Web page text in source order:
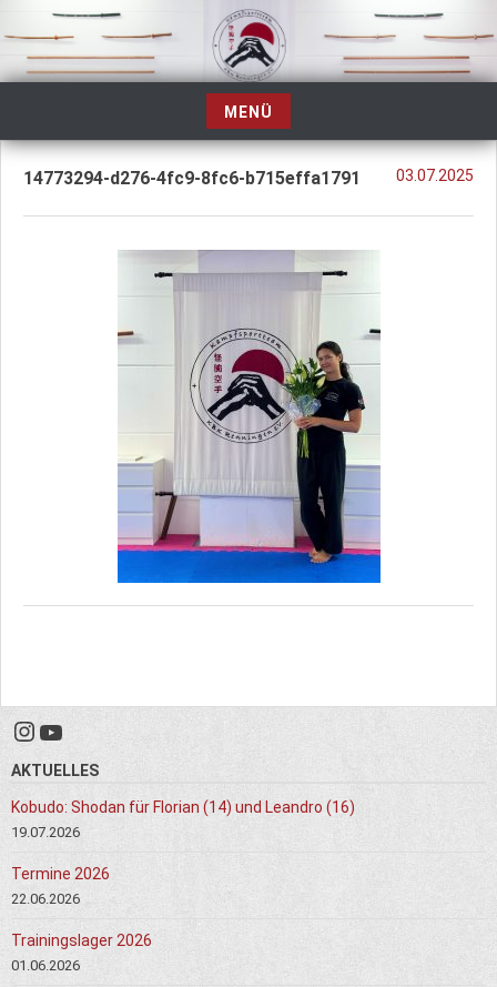
Inhalt
springen
MENÜ
Zum
03.07.2025
14773294-d276-4fc9-8fc6-b715effa1791
Instagram
YouTube
AKTUELLES
Kobudo: Shodan für Florian (14) und Leandro (16)
19.07.2026
Termine 2026
22.06.2026
Trainingslager 2026
01.06.2026